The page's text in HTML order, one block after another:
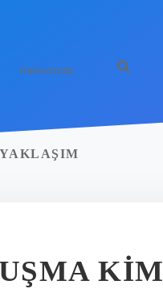
Hakkımızda